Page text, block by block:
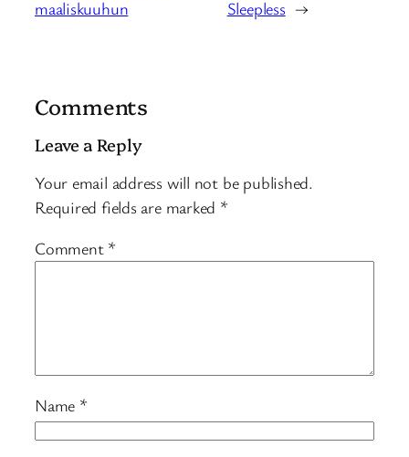
maaliskuuhun
Sleepless →
Comments
Leave a Reply
Your email address will not be published.
Required fields are marked *
Comment *
Name *